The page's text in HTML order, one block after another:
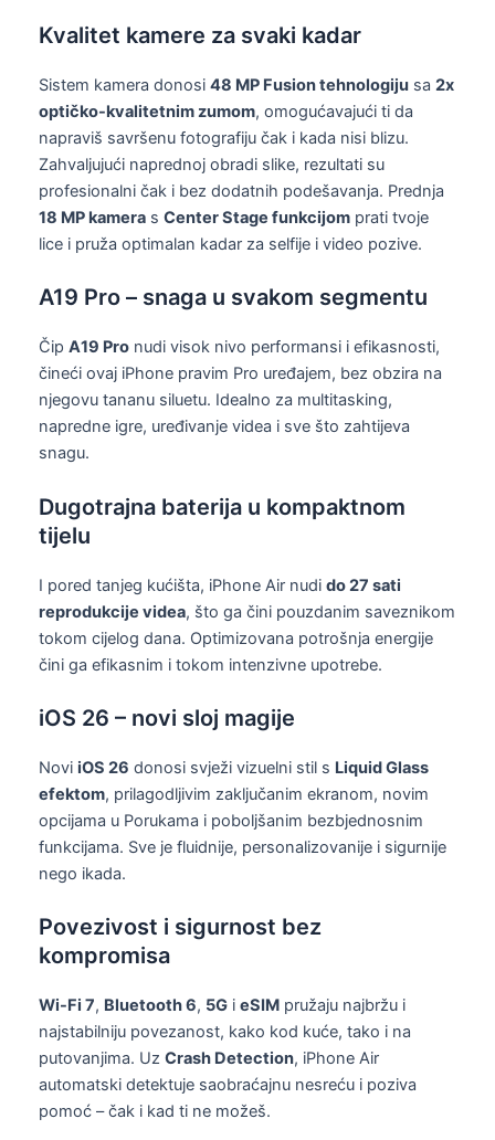
Kvalitet kamere za svaki kadar
Sistem kamera donosi 48 MP Fusion tehnologiju sa 2x
optičko-kvalitetnim zumom, omogućavajući ti da
napraviš savršenu fotografiju čak i kada nisi blizu.
Zahvaljujući naprednoj obradi slike, rezultati su
profesionalni čak i bez dodatnih podešavanja. Prednja
18 MP kamera s Center Stage funkcijom prati tvoje
lice i pruža optimalan kadar za selfije i video pozive.
A19 Pro – snaga u svakom segmentu
Čip A19 Pro nudi visok nivo performansi i efikasnosti,
čineći ovaj iPhone pravim Pro uređajem, bez obzira na
njegovu tananu siluetu. Idealno za multitasking,
napredne igre, uređivanje videa i sve što zahtijeva
snagu.
Dugotrajna baterija u kompaktnom
tijelu
I pored tanjeg kućišta, iPhone Air nudi do 27 sati
reprodukcije videa, što ga čini pouzdanim saveznikom
tokom cijelog dana. Optimizovana potrošnja energije
čini ga efikasnim i tokom intenzivne upotrebe.
iOS 26 – novi sloj magije
Novi iOS 26 donosi svježi vizuelni stil s Liquid Glass
efektom, prilagodljivim zaključanim ekranom, novim
opcijama u Porukama i poboljšanim bezbjednosnim
funkcijama. Sve je fluidnije, personalizovanije i sigurnije
nego ikada.
Povezivost i sigurnost bez
kompromisa
Wi-Fi 7, Bluetooth 6, 5G i eSIM pružaju najbržu i
najstabilniju povezanost, kako kod kuće, tako i na
putovanjima. Uz Crash Detection, iPhone Air
automatski detektuje saobraćajnu nesreću i poziva
pomoć – čak i kad ti ne možeš.